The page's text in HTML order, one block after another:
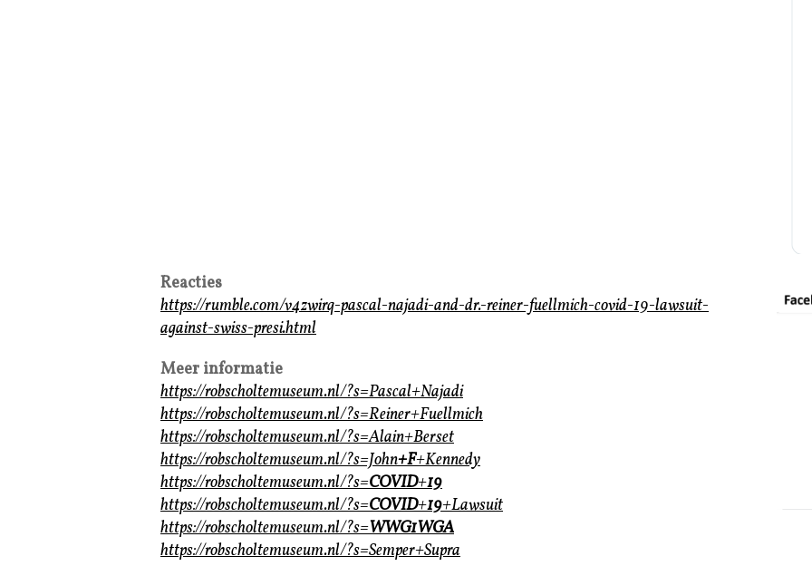
Reacties
https://rumble.com/v4zwirq-pascal-najadi-and-dr.-reiner-fuellmich-covid-19-lawsuit-
against-swiss-presi.html
Meer informatie
https://robscholtemuseum.nl/?s=Pascal+Najadi
https://robscholtemuseum.nl/?s=Reiner+Fuellmich
https://robscholtemuseum.nl/?s=Alain+Berset
https://robscholtemuseum.nl/?s=John+F+Kennedy
https://robscholtemuseum.nl/?s=COVID+19
https://robscholtemuseum.nl/?s=COVID+19+Lawsuit
https://robscholtemuseum.nl/?s=WWG1WGA
https://robscholtemuseum.nl/?s=Semper+Supra